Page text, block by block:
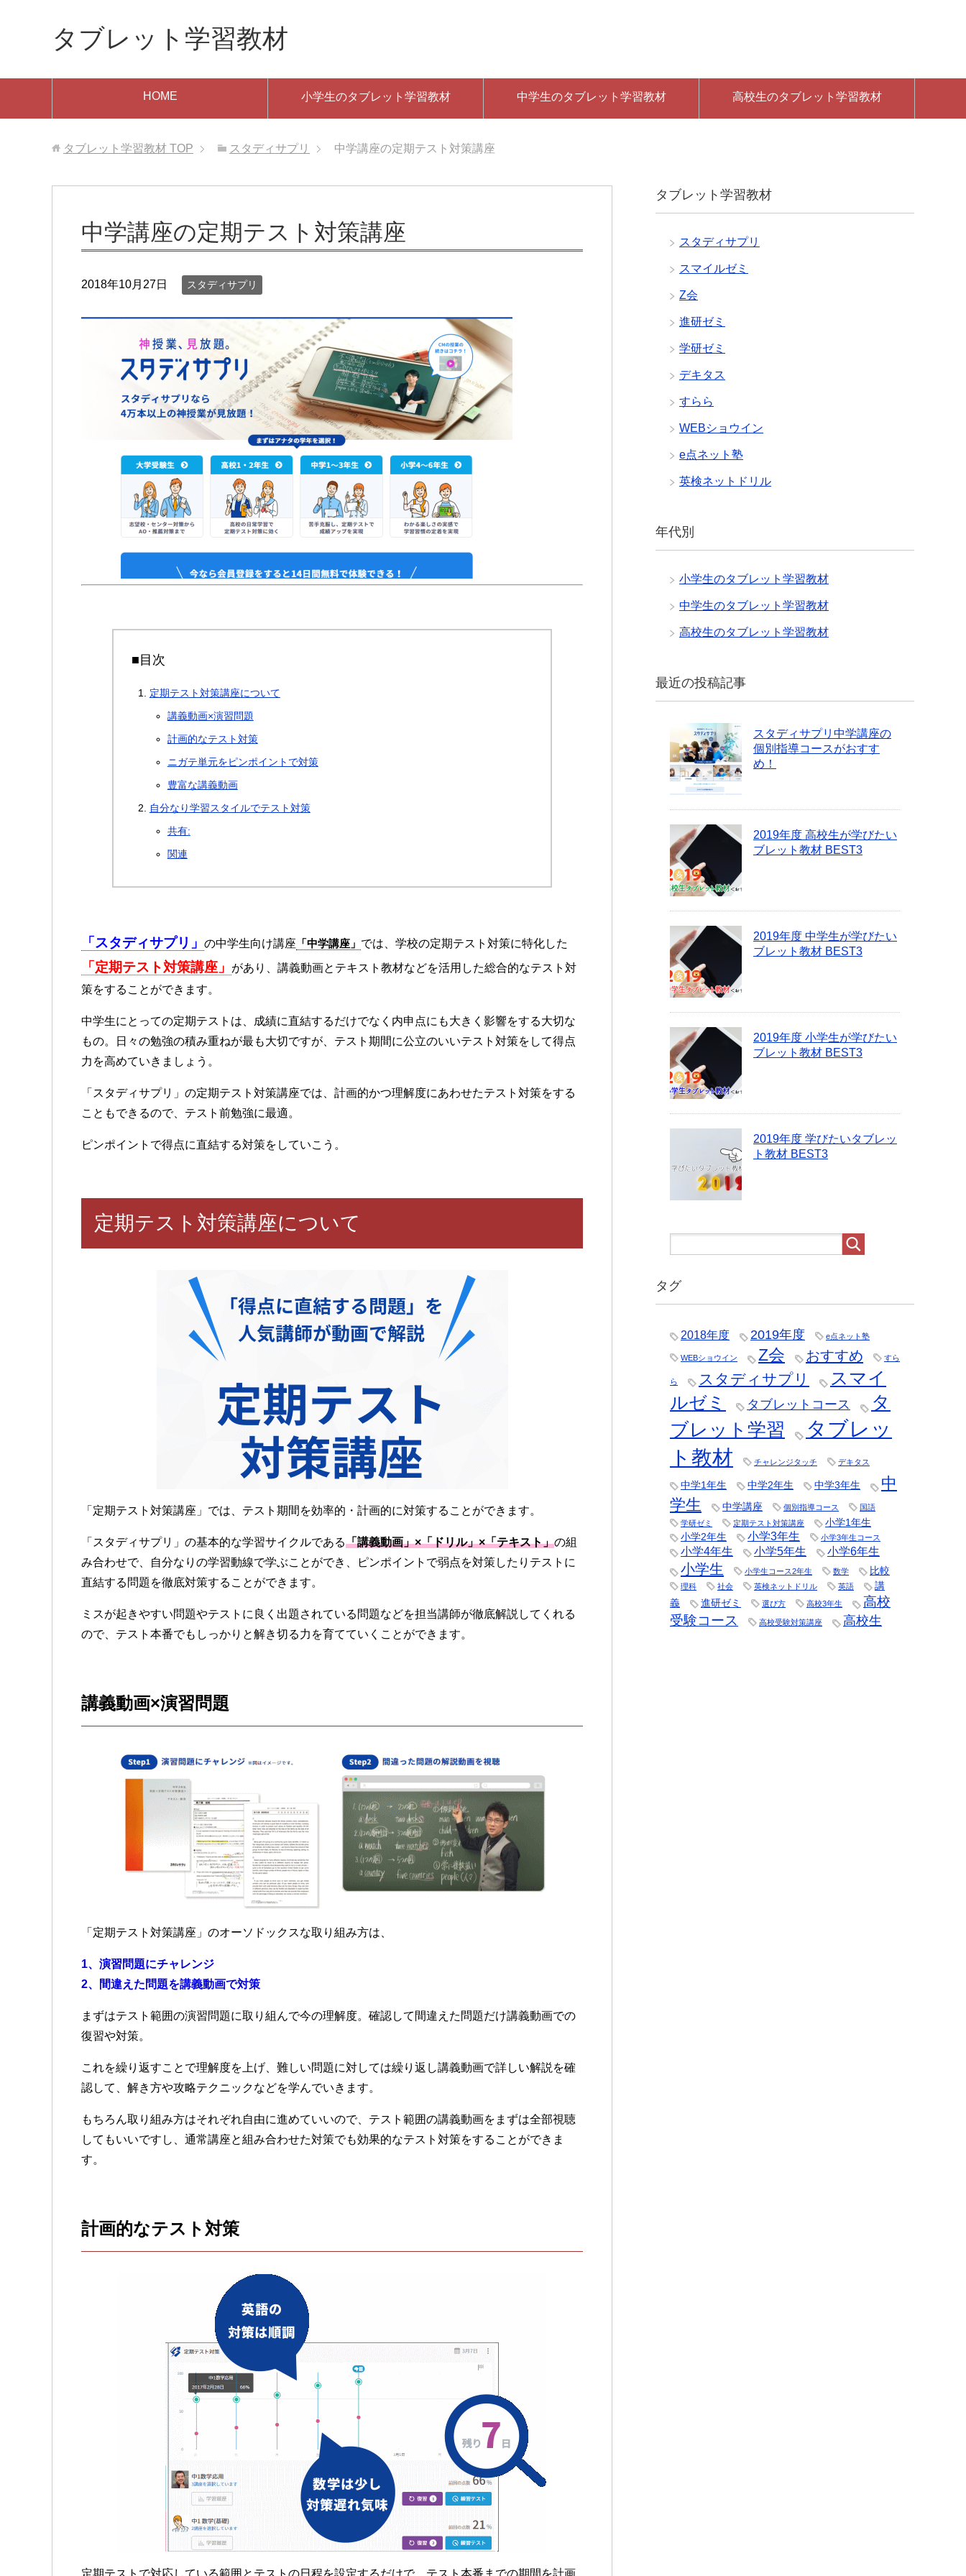
タブレット学習教材
HOME 小学生のタブレット学習教材 中学生のタブレット学習教材 高校生のタブレット学習教材
タブレット学習教材 TOP スタディサプリ 中学講座の定期テスト対策講座
中学講座の定期テスト対策講座
2018年10月27日 スタディサプリ
■目次
定期テスト対策講座について
講義動画×演習問題
計画的なテスト対策
ニガテ単元をピンポイントで対策
豊富な講義動画
自分なり学習スタイルでテスト対策
共有:
関連
「スタディサプリ」 の中学生向け講座 「中学講座」 では、学校の定期テスト対策に特化した
「定期テスト対策講座」
があり、講義動画とテキスト教材などを活用した総合的なテスト対
策をすることができます。
中学生にとっての定期テストは、成績に直結するだけでなく内申点にも大きく影響をする大切な
もの。日々の勉強の積み重ねが最も大切ですが、テスト期間に公立のいいテスト対策をして得点
力を高めていきましょう。
「スタディサプリ」の定期テスト対策講座では、計画的かつ理解度にあわせたテスト対策をする
こともできるので、テスト前勉強に最適。
ピンポイントで得点に直結する対策をしていこう。
定期テスト対策講座について
「定期テスト対策講座」では、テスト期間を効率的・計画的に対策することができます。
「スタディサプリ」の基本的な学習サイクルである「講義動画」×「ドリル」×「テキスト」の組
み合わせで、自分なりの学習動線で学ぶことができ、ピンポイントで弱点を対策したりテストに
直結する問題を徹底対策することができます。
ミスが起きやすい問題やテストに良く出題されている問題などを担当講師が徹底解説してくれる
ので、テスト本番でもしっかりと解き切る力を育てていくことができます。
講義動画×演習問題
「定期テスト対策講座」のオーソドックスな取り組み方は、
1、演習問題にチャレンジ
2、間違えた問題を講義動画で対策
まずはテスト範囲の演習問題に取り組んで今の理解度。確認して間違えた問題だけ講義動画での
復習や対策。
これを繰り返すことで理解度を上げ、難しい問題に対しては繰り返し講義動画で詳しい解説を確
認して、解き方や攻略テクニックなどを学んでいきます。
もちろん取り組み方はそれぞれ自由に進めていいので、テスト範囲の講義動画をまずは全部視聴
してもいいですし、通常講座と組み合わせた対策でも効果的なテスト対策をすることができま
す。
計画的なテスト対策
タブレット学習教材
スタディサプリ
スマイルゼミ
Z会
進研ゼミ
学研ゼミ
デキタス
すらら
WEBショウイン
e点ネット塾
英検ネットドリル
年代別
小学生のタブレット学習教材
中学生のタブレット学習教材
高校生のタブレット学習教材
最近の投稿記事
スタディサプリ中学講座の
個別指導コースがおすす
め！
2019年度 高校生が学びたい
ブレット教材 BEST3
2019年度 中学生が学びたい
ブレット教材 BEST3
2019年度 小学生が学びたい
ブレット教材 BEST3
2019年度 学びたいタブレッ
ト教材 BEST3
タグ
2018年度 2019年度 e点ネット塾
WEBショウイン Z会 おすすめ すら
ら スタディサプリ
スマイ
ルゼミ
タブレットコース
タ
ブレット学習
タブレッ
ト教材
チャレンジタッチ デキタス
中学1年生 中学2年生 中学3年生
中
学生
中学講座 個別指導コース
国語
学研ゼミ
定期テスト対策講座
小学1年生
小学2年生
小学3年生 小学3年生コース
小学4年生 小学5年生 小学6年生
小学生 小学生コース2年生 数学 比較
理科 社会 英検ネットドリル 英語
講
義
進研ゼミ 選び方 高校3年生
高校
受験コース
高校受験対策講座 高校生